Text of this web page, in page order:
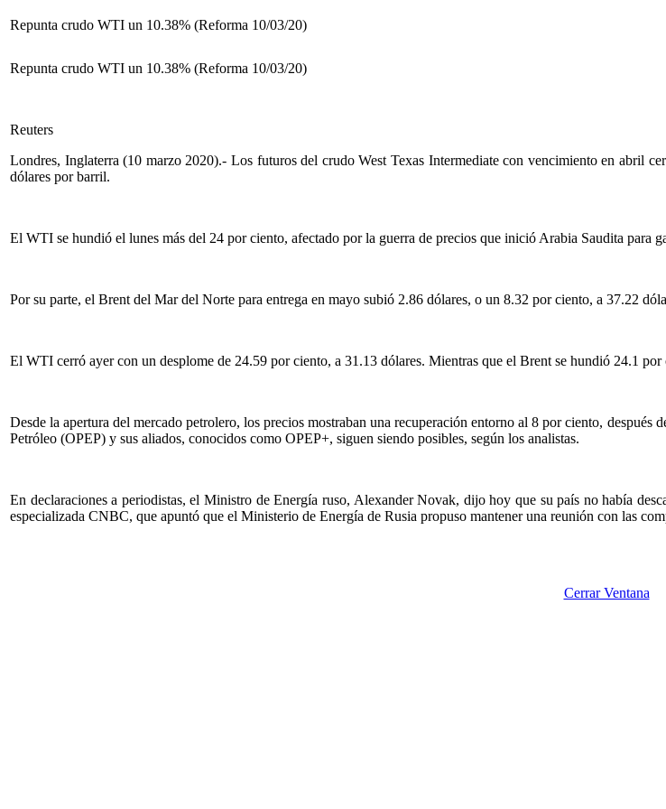
Repunta crudo WTI un 10.38% (Reforma 10/03/20)
Repunta crudo WTI un 10.38% (Reforma 10/03/20)
Reuters
Londres, Inglaterra (10 marzo 2020).- Los futuros del crudo West Texas Intermediate con vencimiento en abril
dólares por barril.
El WTI se hundió el lunes más del 24 por ciento, afectado por la guerra de precios que inició Arabia Saudita para
Por su parte, el Brent del Mar del Norte para entrega en mayo subió 2.86 dólares, o un 8.32 por ciento, a 37.22
El WTI cerró ayer con un desplome de 24.59 por ciento, a 31.13 dólares. Mientras que el Brent se hundió 24.1
Desde la apertura del mercado petrolero, los precios mostraban una recuperación entorno al 8 por ciento,
Petróleo (OPEP) y sus aliados, conocidos como OPEP+, siguen siendo posibles, según los analistas.
En declaraciones a periodistas, el Ministro de Energía ruso, Alexander Novak, dijo hoy que su país no había
especializada CNBC, que apuntó que el Ministerio de Energía de Rusia propuso mantener una reunión con las
Cerrar Ventana